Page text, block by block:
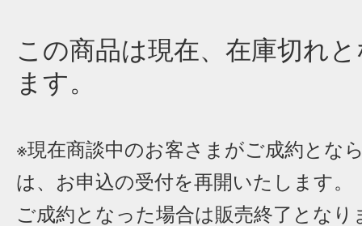
この商品は現在、在庫切れ
ます。
※現在商談中のお客さまがご成約とな
は、お申込の受付を再開いたします。
ご成約となった場合は販売終了となり